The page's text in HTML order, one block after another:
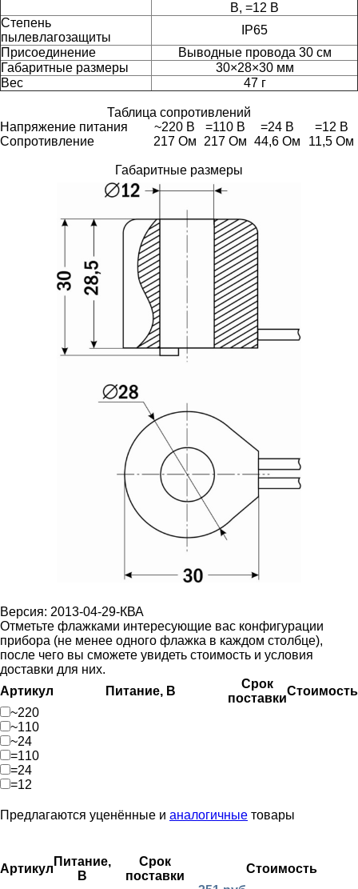
В, =12 В
Степень
пылевлагозащиты
IP65
Присоединение
Выводные провода 30 см
Габаритные размеры
30×28×30 мм
Вес
47 г
Таблица сопротивлений
Напряжение питания
~220 В =110 В =24 В
=12 В
Сопротивление
217 Ом 217 Ом 44,6 Ом 11,5 Ом
Габаритные размеры
Версия: 2013-04-29-КВА
Отметьте флажками интересующие вас конфигурации
прибора (не менее одного флажка в каждом столбце),
после чего вы сможете увидеть стоимость и условия
доставки для них.
Артикул
Питание, В
Срок
поставки
Стоимость
~220
~110
~24
=110
=24
=12
Предлагаются уценённые и аналогичные товары
Артикул
Питание,
В
Срок
поставки
Стоимость